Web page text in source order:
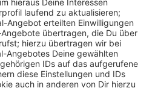
und Rockkonzert am